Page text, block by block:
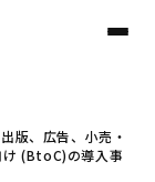
版、広告、小売・
け (BtoC)の導入事